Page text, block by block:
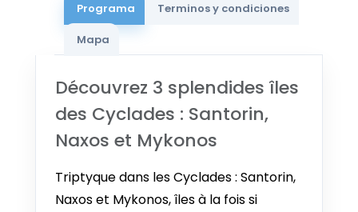
25 AGO - 3 SEP 2026
Desde €1.114
Desde €1.109
28 AGO - 6 SEP 2026
Desde €1.104
Programa Terminos y condiciones
Mapa
Découvrez 3 splendides îles
des Cyclades : Santorin,
Naxos et Mykonos
Triptyque dans les Cyclades : Santorin,
Naxos et Mykonos, îles à la fois si